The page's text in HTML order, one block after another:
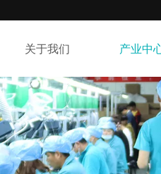
关于我们 产业中